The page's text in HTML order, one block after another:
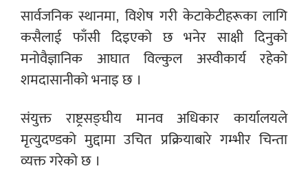
सार्वजनिक स्थानमा, विशेष गरी केटाकेटीहरूका लागि
कसैलाई फाँसी दिइएको छ भनेर साक्षी दिनुको
मनोवैज्ञानिक आघात विल्कुल अस्वीकार्य रहेको
शमदासानीको भनाइ छ ।
संयुक्त राष्ट्रसङ्घीय मानव अधिकार कार्यालयले
मृत्युदण्डको मुद्दामा उचित प्रक्रियाबारे गम्भीर चिन्ता
व्यक्त गरेको छ ।